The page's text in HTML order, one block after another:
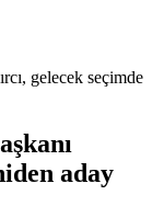
gelecek seçimde
aday